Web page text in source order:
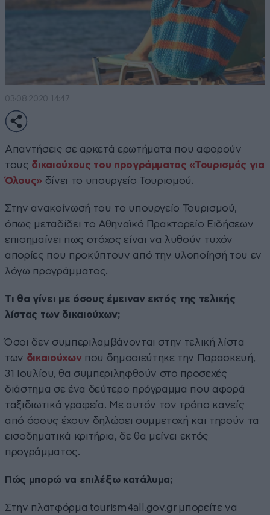
03·08·2020 14:47
Απαντήσεις σε αρκετά ερωτήματα που αφορούν
τους δικαιούχους του προγράμματος «Τουρισμός για
Όλους» δίνει το υπουργείο Τουρισμού.
Στην ανακοίνωσή του το υπουργείο Τουρισμού,
όπως μεταδίδει το Αθηναϊκό Πρακτορείο Ειδήσεων
επισημαίνει πως στόχος είναι να λυθούν τυχόν
απορίες που προκύπτουν από την υλοποίησή του εν
λόγω προγράμματος.
Τι θα γίνει με όσους έμειναν εκτός της τελικής
λίστας των δικαιούχων;
Όσοι δεν συμπεριλαμβάνονται στην τελική λίστα
των δικαιούχων που δημοσιεύτηκε την Παρασκευή,
31 Ιουλίου, θα συμπεριληφθούν στο προσεχές
διάστημα σε ένα δεύτερο πρόγραμμα που αφορά
ταξιδιωτικά γραφεία. Με αυτόν τον τρόπο κανείς
από όσους έχουν δηλώσει συμμετοχή και τηρούν τα
εισοδηματικά κριτήρια, δε θα μείνει εκτός
προγράμματος.
Πώς μπορώ να επιλέξω κατάλυμα;
Στην πλατφόρμα tourism4all.gov.gr μπορείτε να